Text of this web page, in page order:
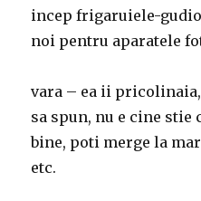
incep frigaruiele-
noi pentru aparatele
vara – ea ii
sa spun, nu e cine
bine, poti merge la
etc.